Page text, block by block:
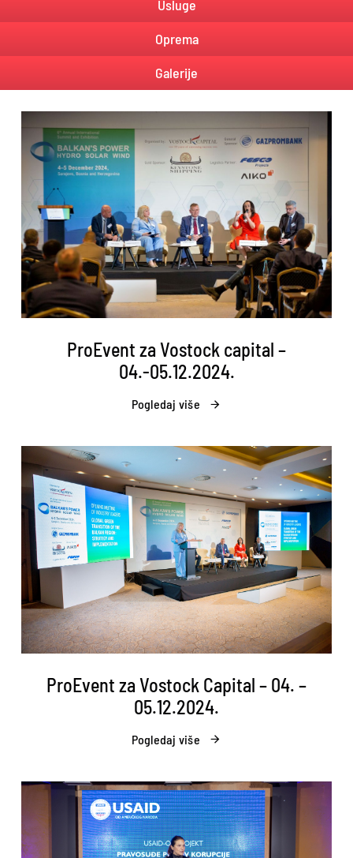
Usluge
Oprema
Galerije
ProEvent za Vostock capital –
04.-05.12.2024.
Pogledaj više
ProEvent za Vostock Capital – 04. –
05.12.2024.
Pogledaj više